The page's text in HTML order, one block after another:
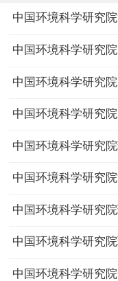
中国环境科学研究
中国环境科学研究
中国环境科学研究
中国环境科学研究
中国环境科学研究
中国环境科学研究
中国环境科学研究